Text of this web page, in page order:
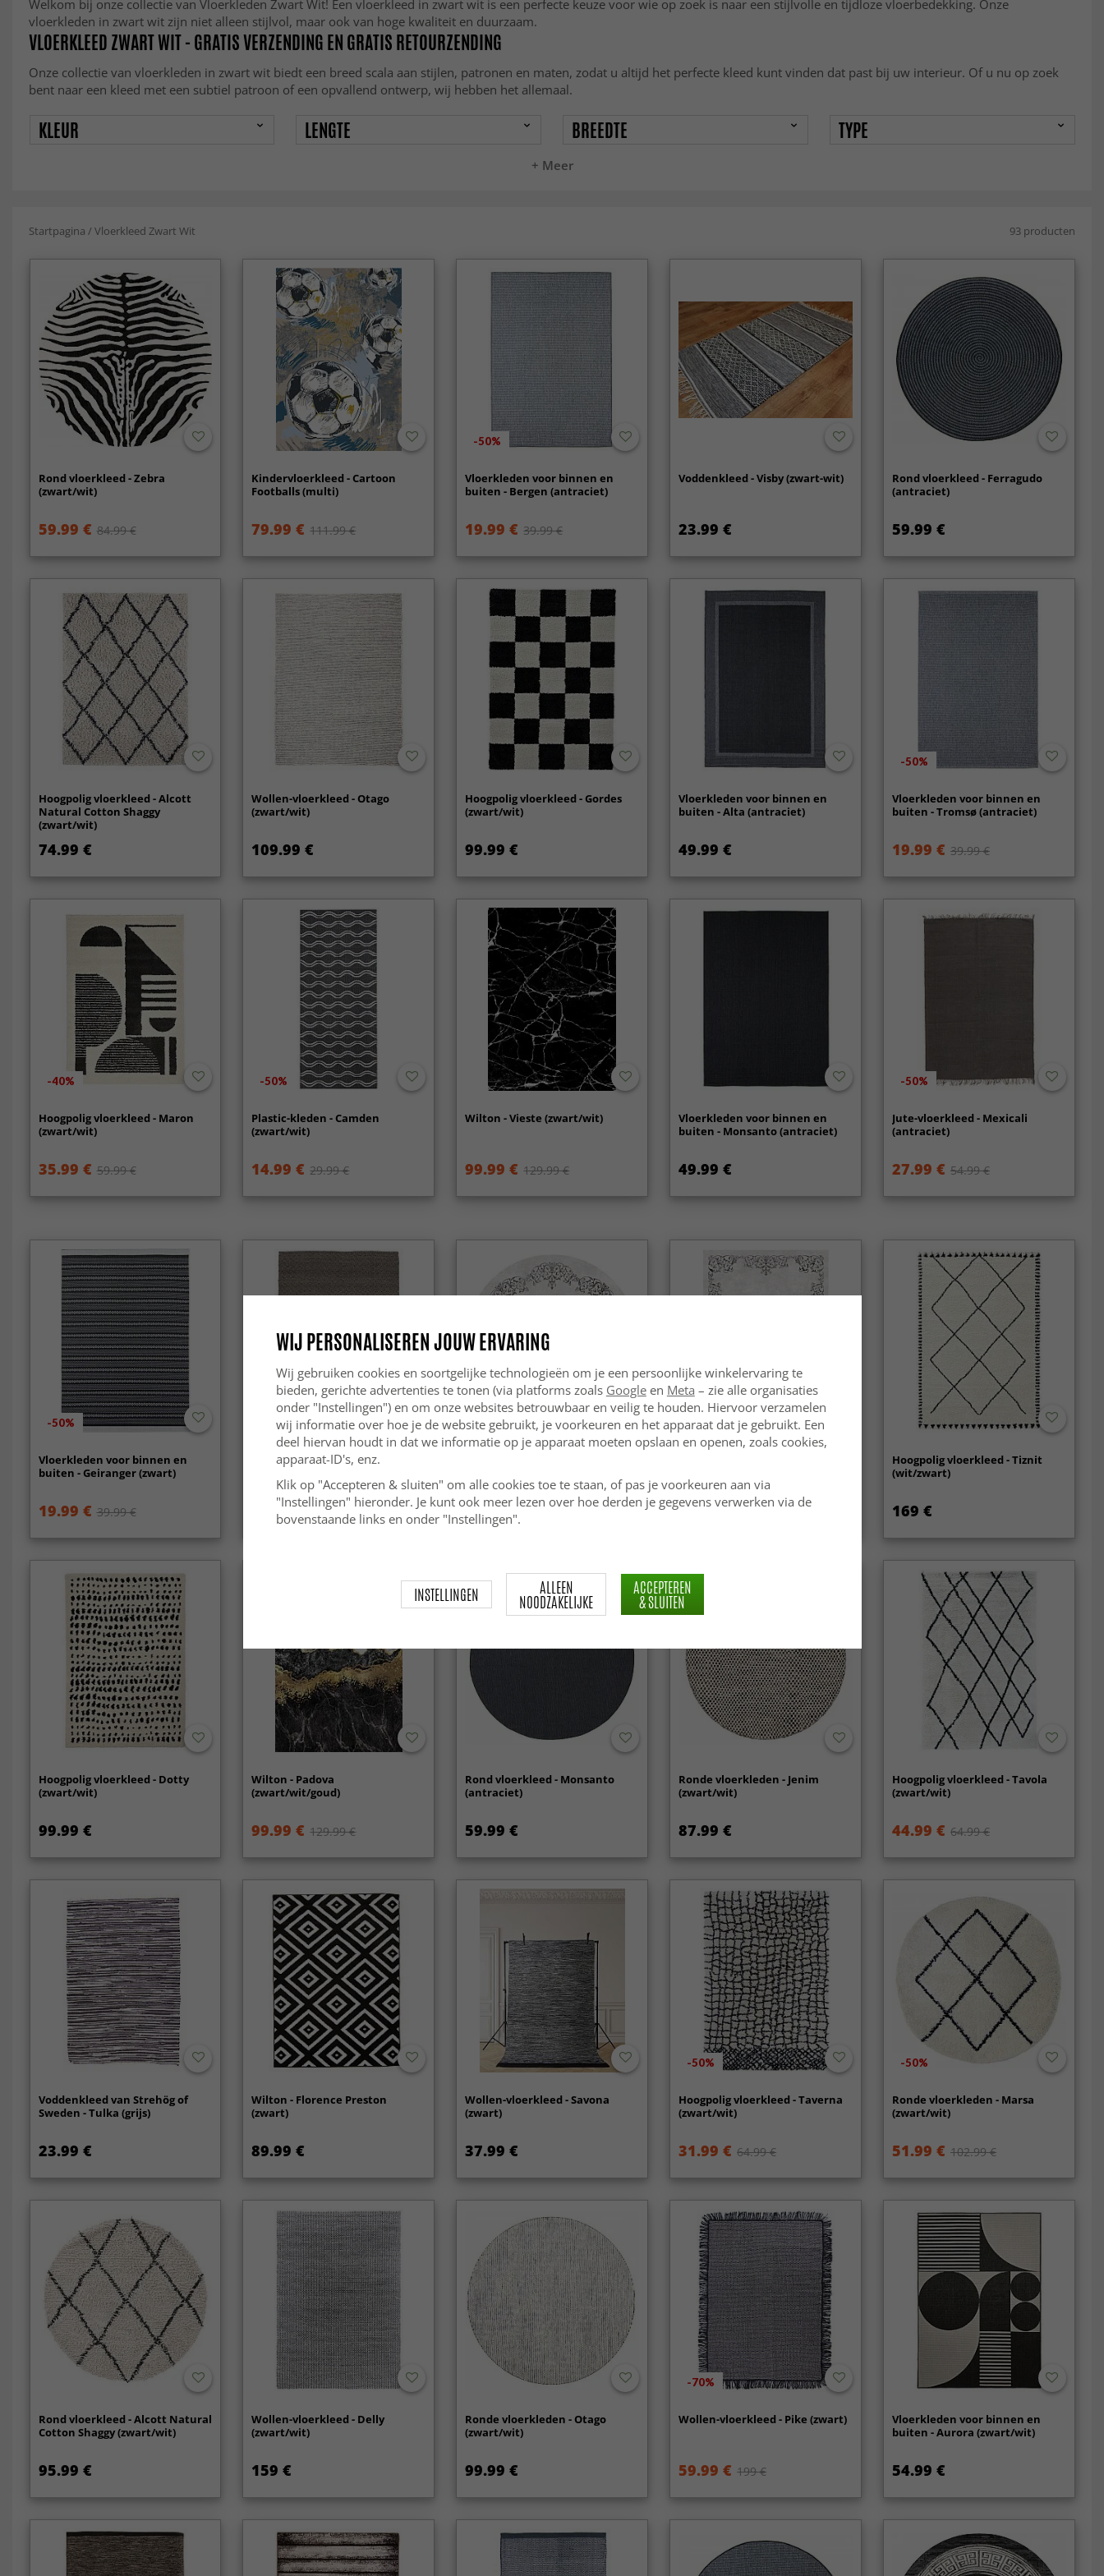
Welkom bij onze collectie van Vloerkleden Zwart Wit! Een vloerkleed in zwart wit is een perfecte keuze voor wie op zoek is naar een stijlvolle en tijdloze vloerbedekking. Onze
vloerkleden in zwart wit zijn niet alleen stijlvol, maar ook van hoge kwaliteit en duurzaam.
VLOERKLEED ZWART WIT - GRATIS VERZENDING EN GRATIS RETOURZENDING
Onze collectie van vloerkleden in zwart wit biedt een breed scala aan stijlen, patronen en maten, zodat u altijd het perfecte kleed kunt vinden dat past bij uw interieur. Of u nu op zoek
bent naar een kleed met een subtiel patroon of een opvallend ontwerp, wij hebben het allemaal.
+ Meer
KLEUR LENGTE BREEDTE TYPE
Startpagina /Vloerkleed Zwart Wit 93 producten
Rond vloerkleed - Zebra
(zwart/wit)
59.99 € 84.99 €
Kindervloerkleed - Cartoon
Footballs (multi)
79.99 € 111.99 €
-50%
Vloerkleden voor binnen en
buiten - Bergen (antraciet)
19.99 € 39.99 €
Voddenkleed - Visby (zwart-wit)
23.99 €
Rond vloerkleed - Ferragudo
(antraciet)
59.99 €
Hoogpolig vloerkleed - Alcott
Natural Cotton Shaggy
(zwart/wit)
74.99 €
Wollen-vloerkleed - Otago
(zwart/wit)
109.99 €
Hoogpolig vloerkleed - Gordes
(zwart/wit)
99.99 €
Vloerkleden voor binnen en
buiten - Alta (antraciet)
49.99 €
-50%
Vloerkleden voor binnen en
buiten - Tromsø (antraciet)
19.99 € 39.99 €
-40%
Hoogpolig vloerkleed - Maron
(zwart/wit)
35.99 € 59.99 €
-50%
Plastic-kleden - Camden
(zwart/wit)
14.99 € 29.99 €
Wilton - Vieste (zwart/wit)
99.99 € 129.99 €
Vloerkleden voor binnen en
buiten - Monsanto (antraciet)
49.99 €
-50%
Jute-vloerkleed - Mexicali
(antraciet)
27.99 € 54.99 €
-50%
Vloerkleden voor binnen en
buiten - Geiranger (zwart)
19.99 € 39.99 €
-50%
Wollen-vloerkleed - Varella
35.99 € 71.99 €
-60%
33.99 € 84.99 €
-60%
51.99 € 129.99 €
Hoogpolig vloerkleed - Tiznit
(wit/zwart)
169 €
Hoogpolig vloerkleed - Dotty
(zwart/wit)
99.99 €
Wilton - Padova
(zwart/wit/goud)
99.99 € 129.99 €
Rond vloerkleed - Monsanto
(antraciet)
59.99 €
Ronde vloerkleden - Jenim
(zwart/wit)
87.99 €
Hoogpolig vloerkleed - Tavola
(zwart/wit)
44.99 € 64.99 €
Voddenkleed van Strehög of
Sweden - Tulka (grijs)
23.99 €
Wilton - Florence Preston
(zwart)
89.99 €
Wollen-vloerkleed - Savona
(zwart)
37.99 €
-50%
Hoogpolig vloerkleed - Taverna
(zwart/wit)
31.99 € 64.99 €
-50%
Ronde vloerkleden - Marsa
(zwart/wit)
51.99 € 102.99 €
Rond vloerkleed - Alcott Natural
Cotton Shaggy (zwart/wit)
95.99 €
Wollen-vloerkleed - Delly
(zwart/wit)
159 €
Ronde vloerkleden - Otago
(zwart/wit)
99.99 €
-70%
Wollen-vloerkleed - Pike (zwart)
59.99 € 199 €
Vloerkleden voor binnen en
buiten - Aurora (zwart/wit)
54.99 €
WIJ PERSONALISEREN JOUW ERVARING
Wij gebruiken cookies en soortgelijke technologieën om je een persoonlijke winkelervaring te
bieden, gerichte advertenties te tonen (via platforms zoals Googleen Meta – zie alle organisaties
onder "Instellingen") en om onze websites betrouwbaar en veilig te houden. Hiervoor verzamelen
wij informatie over hoe je de website gebruikt, je voorkeuren en het apparaat dat je gebruikt. Een
deel hiervan houdt in dat we informatie op je apparaat moeten opslaan en openen, zoals cookies,
apparaat-ID's, enz.
Klik op "Accepteren & sluiten" om alle cookies toe te staan, of pas je voorkeuren aan via
"Instellingen" hieronder. Je kunt ook meer lezen over hoe derden je gegevens verwerken via de
bovenstaande links en onder "Instellingen".
INSTELLINGEN ALLEEN
NOODZAKELIJKE
ACCEPTEREN
& SLUITEN